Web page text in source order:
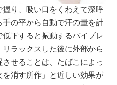
り、吸い口をくわえて深呼
の平から自動で汗の量を計
下すると振動するバイブレ
ラックスした後に外部から
せることは、たばこによっ
消す所作」と近しい効果が